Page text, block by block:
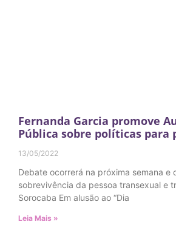
Fernanda Garcia promove
Pública sobre políticas para
13/05/2022
Debate ocorrerá na próxima semana e
sobrevivência da pessoa transexual e
Sorocaba Em alusão ao “Dia
Leia Mais »